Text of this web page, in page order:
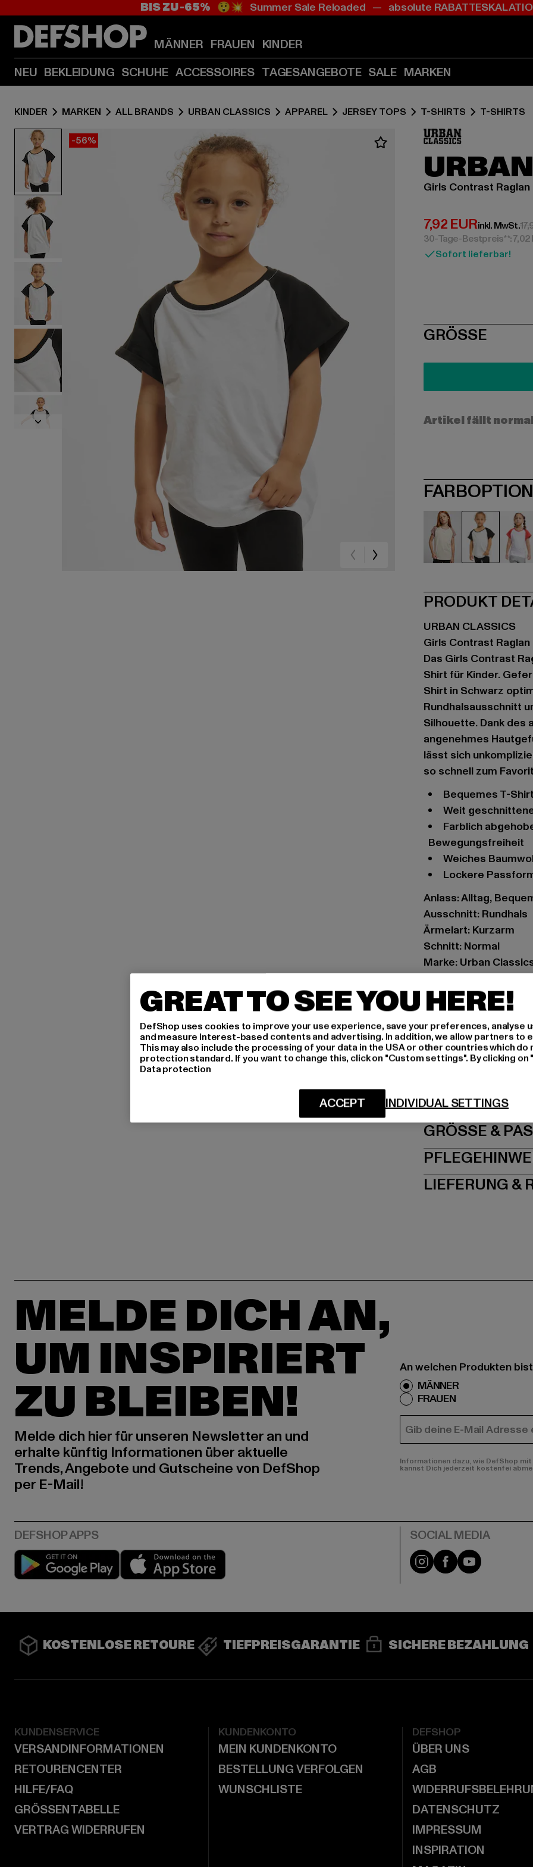
Zum
(Enter
drücken)
Zum
(Enter
drücken)
BIS ZU -65% 😲💥 Summer Sale Reloaded — absolute
MÄNNER FRAUEN KINDER
NEU BEKLEIDUNG SCHUHE ACCESSOIRES TAGESANGEBOTE SALE MARKEN
KINDER MARKEN ALL BRANDS URBAN CLASSICS APPAREL JERSEY TOPS T-SHIRTS T-SHIRTS
-56%
Girls Contrast Raglan
7,92 EUR
Derzeitiger Preis:
inkl. MwSt.
30-Tage-Bestpreis**: 7,02
Sofort lieferbar!
SIZE
GRÖSSE
Artikel fällt
PRODUKT
URBAN CLASSICS
Girls Contrast Raglan
Das Girls Contrast
Shirt für Kinder.
Shirt in Schwarz
Rundhalsausschnitt
Silhouette. Dank des
angenehmes
lässt sich
so schnell zum
Bequemes T-
Weit
Farblich abgehobene Raglanärmel für verbesserte
Bewegungsfreiheit
Weiches
Lockere
Anlass: Alltag,
Ausschnitt: Rundhals
Ärmelart: Kurzarm
Schnitt: Normal
Marke: Urban
Kat.: T-Shirts
Farbe: schwarz, weiß
Hersteller Farbe:
Art.Nr: UCK1913-
Dr.-Robert-Murjahn-
GRÖSSE
LIEFERUNG &
MELDE DICH AN,
UM INSPIRIERT
ZU BLEIBEN!
Melde dich hier für unseren Newsletter an und
erhalte künftig Informationen über aktuelle
Trends, Angebote und Gutscheine von DefShop
per E-Mail!
An welchen Produkten
MÄNNER
FRAUEN
E-MAIL
Informationen dazu, wie DefShop
kannst Dich jederzeit kostenfei
Play market Instagram
FacebookYouTube
KOSTENLOSE RETOURE TIEFPREISGARANTIE SICHERE BEZAHLUNG
KUNDENSERVICE
VERSANDINFORMATIONEN
RETOURENCENTER
HILFE/FAQ
GRÖSSENTABELLE
VERTRAG WIDERRUFEN
KUNDENKONTO
MEIN KUNDENKONTO
BESTELLUNG VERFOLGEN
WUNSCHLISTE
DEFSHOP
ÜBER UNS
AGB
DATENSCHUTZ
IMPRESSUM
INSPIRATION
GREAT TO SEE YOU HERE!
DefShop uses cookies to improve your use experience, save your preferences, analyse
and measure interest-based contents and advertising. In addition, we allow partners to
This may also include the processing of your data in the USA or other countries which do
protection standard. If you want to change this, click on "Custom settings". By clicking
Data protection
INDIVIDUAL SETTINGS
ACCEPT